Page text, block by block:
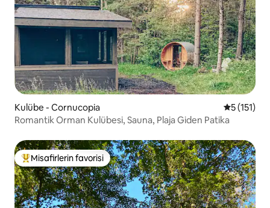
Kulübe - Cornucopia 55 (151)
Romantik Orman Kulübesi, Sauna, Plaja Giden Patika
Misafirlerin favorilerinden en beğenilenler arasında
Misafirlerin favorisi